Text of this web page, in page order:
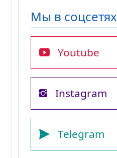
Мы в соцсетях
Youtube
Instagram
Telegram